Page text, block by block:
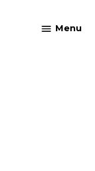
Menu